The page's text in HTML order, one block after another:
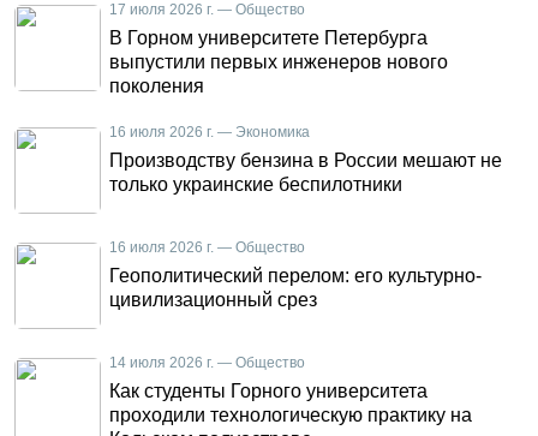
17 июля 2026 г. — Общество
В Горном университете Петербурга
выпустили первых инженеров нового
поколения
16 июля 2026 г. — Экономика
Производству бензина в России мешают не
только украинские беспилотники
16 июля 2026 г. — Общество
Геополитический перелом: его культурно-
цивилизационный срез
14 июля 2026 г. — Общество
Как студенты Горного университета
проходили технологическую практику на